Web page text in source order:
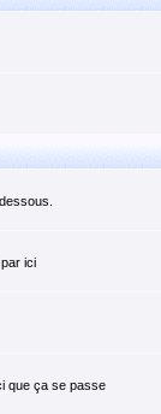
ici
que ça se passe